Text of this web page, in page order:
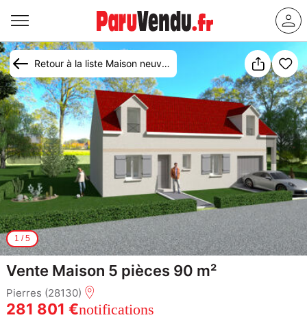
Retour à la liste Maison neuve Pierres (28130)
1 /5
Vente Maison 5 pièces 90 m²
Pierres (28130)
281 801 €notifications